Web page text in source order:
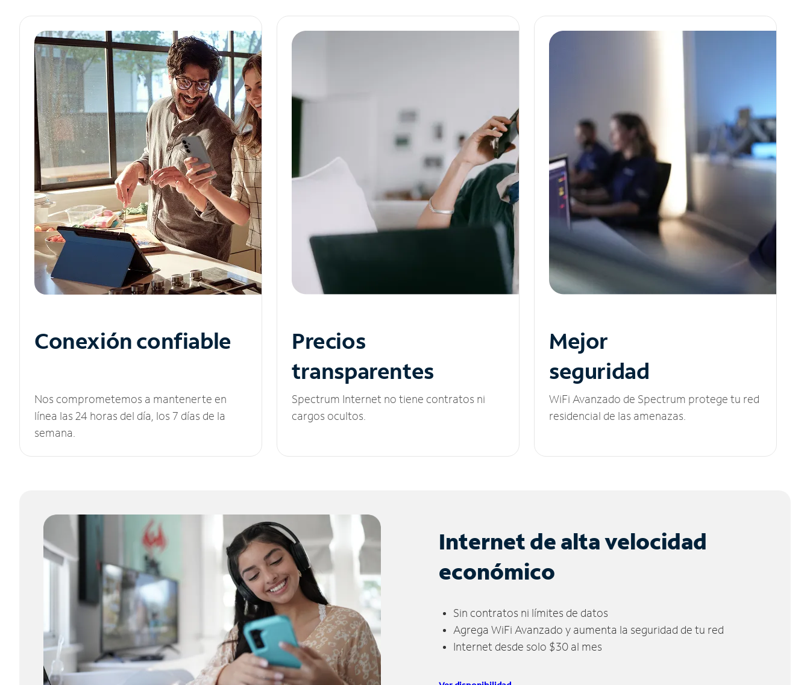
Conexión confiable
Nos comprometemos a mantenerte en
línea las 24 horas del día, los 7 días de la
semana.
Precios
transparentes
Spectrum Internet no tiene contratos ni
cargos ocultos.
Mejor
seguridad
WiFi Avanzado de Spectrum protege tu red
residencial de las amenazas.
Internet de alta velocidad
económico
Sin contratos ni límites de datos
Agrega WiFi Avanzado y aumenta la seguridad de tu red
Internet desde solo $30 al mes